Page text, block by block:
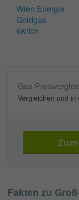
Wien Energie
Goldgas
switch
Gas-
Vergleichen und
Fakten zu